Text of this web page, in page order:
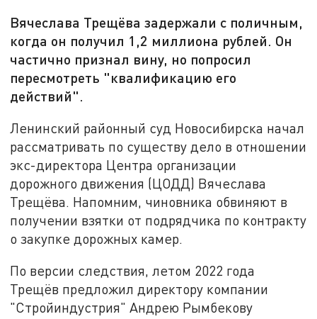
Вячеслава Трещёва задержали с поличным,
когда он получил 1,2 миллиона рублей. Он
частично признал вину, но попросил
пересмотреть "квалификацию его
действий".
Ленинский районный суд Новосибирска начал
рассматривать по существу дело в отношении
экс-директора Центра организации
дорожного движения (ЦОДД) Вячеслава
Трещёва. Напомним, чиновника обвиняют в
получении взятки от подрядчика по контракту
о закупке дорожных камер.
По версии следствия, летом 2022 года
Трещёв предложил директору компании
"Стройиндустрия" Андрею Рымбекову